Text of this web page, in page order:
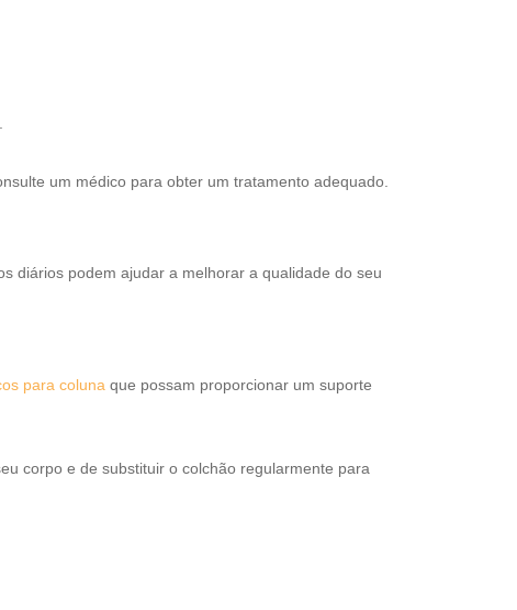
um médico para obter um tratamento adequado.
diários podem ajudar a melhorar a qualidade do seu
para coluna que possam proporcionar um suporte
corpo e de substituir o colchão regularmente para